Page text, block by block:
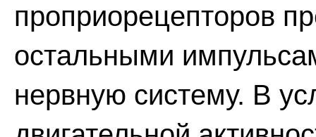
проприорецепторов
остальными
нервную систему. В